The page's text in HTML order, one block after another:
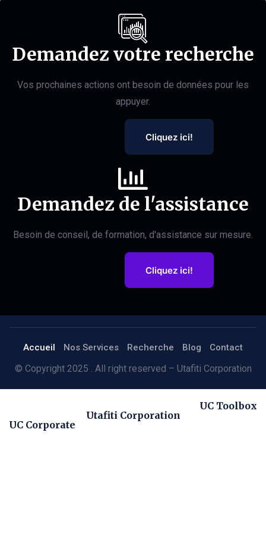
Demandez votre recherche
Vos prochaines actions ont besoin de données pour les
appuyer.
Cliquez ici!
Demandez de l'assistance
Besoin de conseil, de formation, d'assistance sur mesure.
Cliquez ici!
Accueil Nos Services Recherche Blog Contact
© Copyright 2025 . All right reserved – Utafiti Corporation
UC Toolbox
Utafiti Corporation
UC Corporate